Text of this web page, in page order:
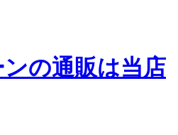
の通販は当店